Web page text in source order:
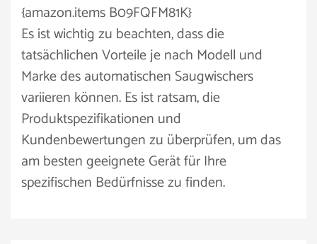
{amazon.items B09FQFM81K}
Es ist wichtig zu beachten, dass die
tatsächlichen Vorteile je nach Modell und
Marke des automatischen Saugwischers
variieren können. Es ist ratsam, die
Produktspezifikationen und
Kundenbewertungen zu überprüfen, um das
am besten geeignete Gerät für Ihre
spezifischen Bedürfnisse zu finden.